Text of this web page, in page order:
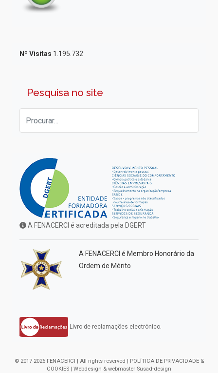
Nº Visitas 1.195.732
Pesquisa no site
A FENACERCI é acreditada pela DGERT
A FENACERCI é Membro Honorário da
Ordem de Mérito
Livro de reclamações electrónico.
© 2017-2026 FENACERCI | All rights reserved | POLÍTICA DE PRIVACIDADE &
COOKIES | Webdesign & webmaster Susad-design